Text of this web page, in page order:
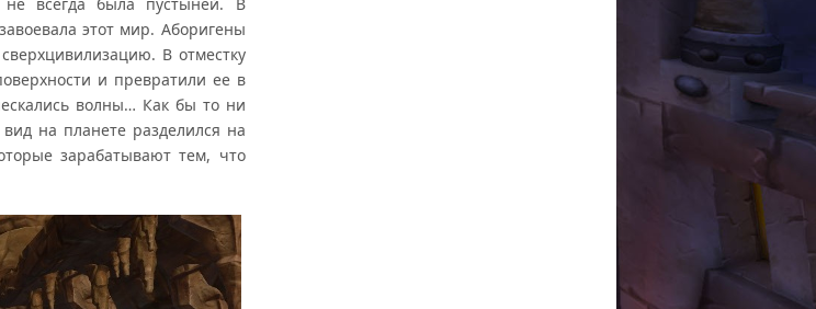
этот мир. Аборигены
В отместку
и превратили ее в
волны… Как бы то ни
на планете разделился на
зарабатывают тем, что